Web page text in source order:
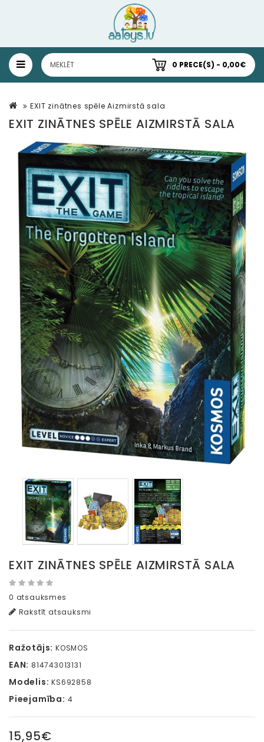
0 PRECE(S) - 0,00€
EXIT zinātnes spēle Aizmirstā sala
EXIT ZINĀTNES SPĒLE AIZMIRSTĀ SALA
EXIT ZINĀTNES SPĒLE AIZMIRSTĀ SALA
0 atsauksmes
Rakstīt atsauksmi
Ražotājs: KOSMOS
EAN: 814743013131
Modelis: KS692858
Pieejamība: 4
15,95€